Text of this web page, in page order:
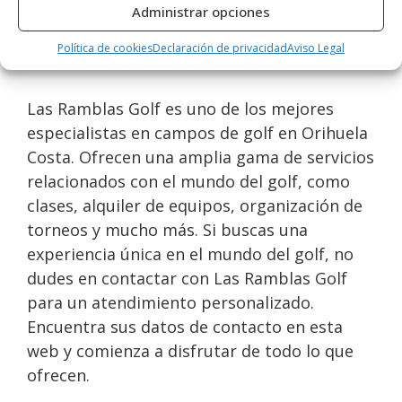
Administrar opciones
Política de cookiesDeclaración de privacidadAviso Legal
ofrece una experiencia única y de alta
calidad para los amantes de este deporte.
¡No te lo puedes perder!
Las Ramblas Golf es uno de los mejores
especialistas en campos de golf en Orihuela
Costa. Ofrecen una amplia gama de servicios
relacionados con el mundo del golf, como
clases, alquiler de equipos, organización de
torneos y mucho más. Si buscas una
experiencia única en el mundo del golf, no
dudes en contactar con Las Ramblas Golf
para un atendimiento personalizado.
Encuentra sus datos de contacto en esta
web y comienza a disfrutar de todo lo que
ofrecen.